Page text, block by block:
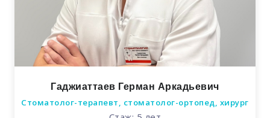
Гаджиаттаев Герман Аркадьевич
Стоматолог-терапевт, стоматолог-ортопед, хирург